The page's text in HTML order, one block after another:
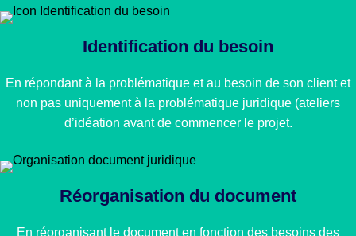
Identification du besoin
En répondant à la problématique et au besoin de son client et
non pas uniquement à la problématique juridique (ateliers
d’idéation avant de commencer le projet.
Réorganisation du document
En réorganisant le document en fonction des besoins des